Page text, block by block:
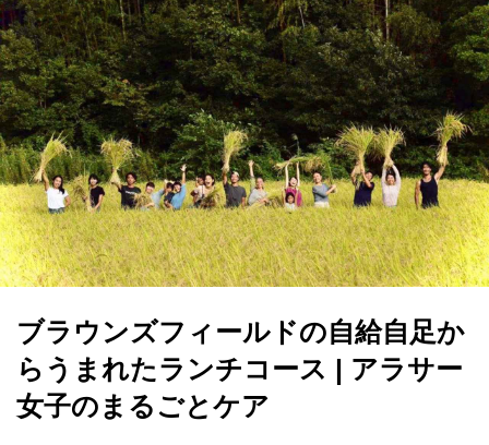
ブラウンズフィールドの自給自足か
らうまれたランチコース | アラサー
女子のまるごとケア